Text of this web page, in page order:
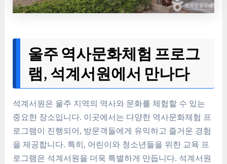
울주 역사문화체험 프로그
램, 석계서원에서 만나다
석계서원은 울주 지역의 역사와 문화를 체험할 수 있는
중요한 장소입니다. 이곳에서는 다양한 역사문화체험 프
로그램이 진행되어, 방문객들에게 유익하고 즐거운 경험
을 제공합니다. 특히, 어린이와 청소년들을 위한 교육 프
로그램은 석계서원을 더욱 특별하게 만듭니다. 석계서원